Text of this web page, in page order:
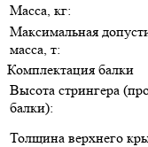
Масса, кг:
Максимальная
масса, т:
Комплектация балки
Высота стрингера
балки):
Толщина верхнего